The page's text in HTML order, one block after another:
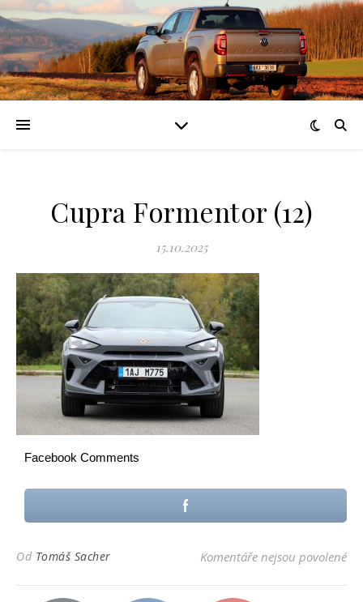
Cupra Formentor (12)
15.10.2025
Facebook Comments
Od Tomáš Sacher Komentáře nejsou povolenéu